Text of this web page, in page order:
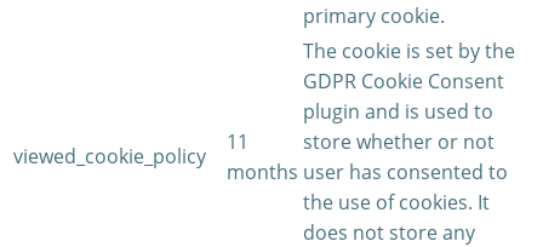
primary cookie.
viewed_cookie_policy
11
months
The cookie is set by the
GDPR Cookie Consent
plugin and is used to
store whether or not
user has consented to
the use of cookies. It
does not store any